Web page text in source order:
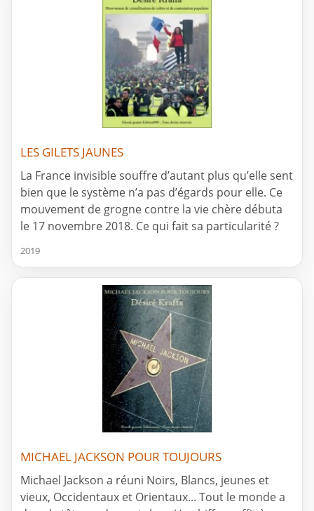
LES GILETS JAUNES
La France invisible souffre d’autant plus qu’elle sent
bien que le système n’a pas d’égards pour elle. Ce
mouvement de grogne contre la vie chère débuta
le 17 novembre 2018. Ce qui fait sa particularité ?
2019
MICHAEL JACKSON POUR TOUJOURS
Michael Jackson a réuni Noirs, Blancs, jeunes et
vieux, Occidentaux et Orientaux... Tout le monde a